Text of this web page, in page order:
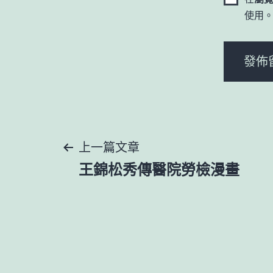
使用。
文上一篇文章
王錦松秀傳醫院勞檢漫畫